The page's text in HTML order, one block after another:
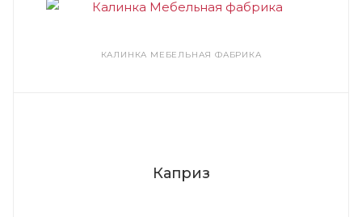
КАЛИНКА МЕБЕЛЬНАЯ ФАБРИКА
Каприз